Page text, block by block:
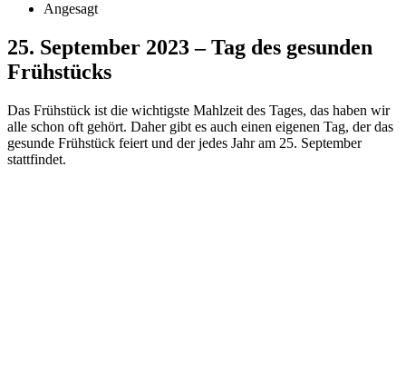
Angesagt
25. September 2023 – Tag des gesunden
Frühstücks
Das Frühstück ist die wichtigste Mahlzeit des Tages, das haben wir
alle schon oft gehört. Daher gibt es auch einen eigenen Tag, der das
gesunde Frühstück feiert und der jedes Jahr am 25. September
stattfindet.